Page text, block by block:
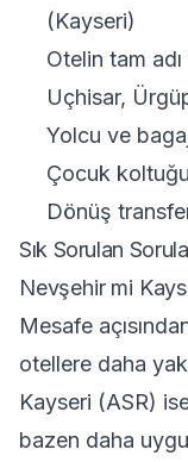
(Kayseri)
Otelin tam
Uçhisar,
Yolcu ve bagaj
Çocuk
Dönüş
Sık Sorulan
Nevşehir mi
Mesafe
otellere daha
Kayseri (ASR)
bazen daha